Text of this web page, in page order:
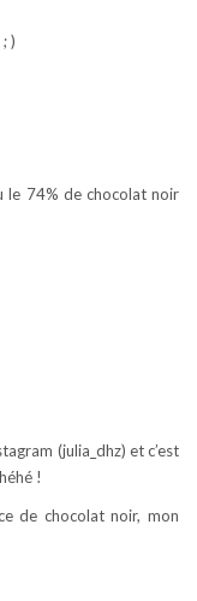
)
le 74% de chocolat noir
(julia_dhz) et c’est
!
de chocolat noir, mon